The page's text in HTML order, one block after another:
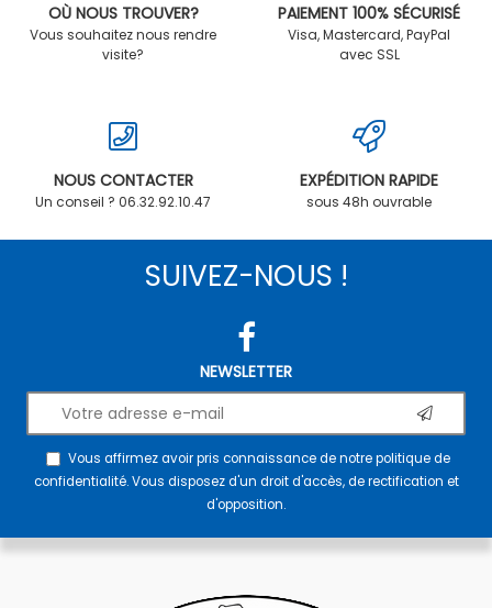
OÙ NOUS TROUVER?
Vous souhaitez nous rendre
visite?
PAIEMENT 100% SÉCURISÉ
Visa, Mastercard, PayPal
avec SSL
NOUS CONTACTER
Un conseil ? 06.32.92.10.47
EXPÉDITION RAPIDE
sous 48h ouvrable
SUIVEZ-NOUS !
NEWSLETTER
Vous affirmez avoir pris connaissance de notrepolitique de
confidentialité. Vous disposez d'un droit d'accès, de rectification et
d'opposition.